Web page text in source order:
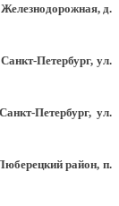
д.
Петербург, ул.
Петербург, ул.
район, п.